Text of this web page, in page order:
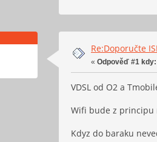
Re:Doporučte
« Odpověď #1 kdy:
VDSL od O2 a
Wifi bude z principu
Kdyz do baraku